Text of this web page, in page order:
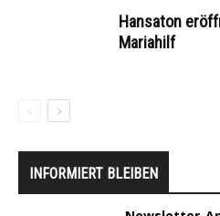
Hansaton
Mariahilf
INFORMIERT BLEIBEN